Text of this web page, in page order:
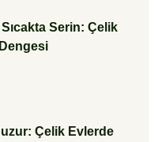
Serin: Çelik
Çelik Evlerde